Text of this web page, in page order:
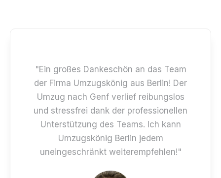
"Ein großes Dankeschön an das Team
der Firma Umzugskönig aus Berlin! Der
Umzug nach Genf verlief reibungslos
und stressfrei dank der professionellen
Unterstützung des Teams. Ich kann
Umzugskönig Berlin jedem
uneingeschränkt weiterempfehlen!"